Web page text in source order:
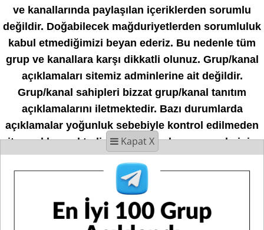
ve kanallarında paylaşılan içeriklerden sorumlu
değildir. Doğabilecek mağduriyetlerden sorumluluk
kabul etmediğimizi beyan ederiz. Bu nedenle tüm
grup ve kanallara karşı dikkatli olunuz. Grup/kanal
açıklamaları sitemiz adminlerine ait değildir.
Grup/kanal sahipleri bizzat grup/kanal tanıtım
açıklamalarını iletmektedir. Bazı durumlarda
açıklamalar yoğunluk sebebiyle kontrol edilmeden
siteye eklenmektedir. Hiçbir kanal ve grup adminine
veya üyelerine güvenerek maddi veya manevi
destek olmamanızı tavsiye ederiz. Doğabilecek her
türlü mağduriyette site yönetimimiz sorumluluk
kabul etmediğini bildiririz.
Kapat X